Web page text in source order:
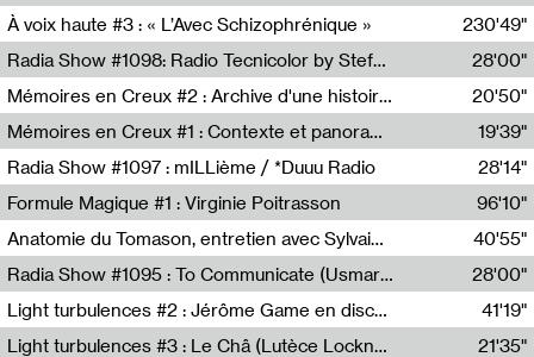
À voix haute #3 : « L’Avec Schizophrénique »
230'49"
Radia Show #1098: Radio Tecnicolor by Stefan Nussbaumer & Georg Zichy (Radio Orange 94.0)
Radio Orange 94.0
28'00"
Mémoires en Creux #2 : Archive d'une histoire artistique
Sophie Auger-Grappin
20'50"
Mémoires en Creux #1 : Contexte et panorama
Sophie Auger-Grappin
19'39"
Radia Show #1097 : mILLième / *Duuu Radio
28'14"
Formule Magique #1 : Virginie Poitrasson
Nathalie Lacroix,Virginie Poitrasson
96'10"
Anatomie du Tomason, entretien avec Sylvain Cardonnel
Loraine Baud,Sylvain Cardonnel
40'55"
Radia Show #1095 : To Communicate (Usmaradio)
Usmaradio
28'00"
Light turbulences #2 : Jérôme Game en discussion avec Thomas Corlin
41'19"
Light turbulences #3 : Le Châ (Lutèce Lockness)
21'35"